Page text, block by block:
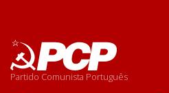
Partido Comunista Português